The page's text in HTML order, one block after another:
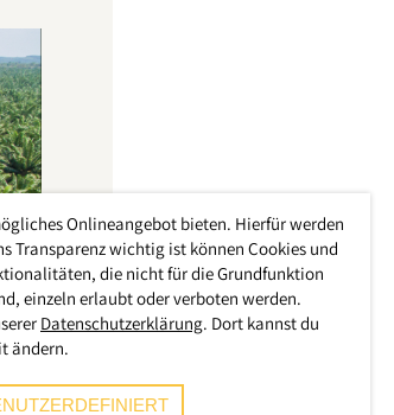
Onlineangebot bieten. Hierfür werden
Transparenz wichtig ist können Cookies und
die nicht für die Grundfunktion
einzeln erlaubt oder verboten werden.
Datenschutzerklärung. Dort kannst du
ändern.